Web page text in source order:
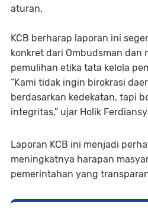
aturan.
KCB berharap laporan ini
konkret dari Ombudsman dan
pemulihan etika tata kelola
“Kami tidak ingin birokrasi
berdasarkan kedekatan, tapi
integritas,” ujar Holik
Laporan KCB ini menjadi
meningkatnya harapan
pemerintahan yang